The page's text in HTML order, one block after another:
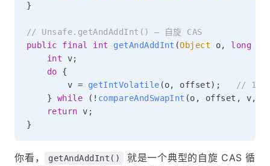
}
// Unsafe.getAndAddInt() — 自旋 CAS
public
final int getAndAddInt (Object o, long
int v;
do
{
        v
= getIntVolatile (o, offset) ;
// 1.
}
while ( ! compareAndSwapInt (o , offset , v,
return v ;
}
你看， getAndAddInt()
就是一个典型的自旋 CAS 循